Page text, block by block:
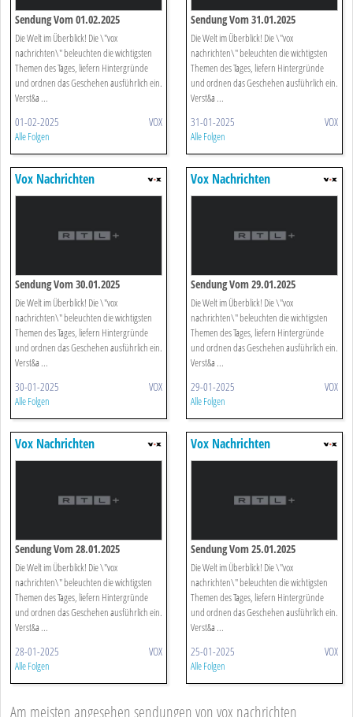
Sendung Vom 01.02.2025
Die Welt im Überblick! Die \"vox
nachrichten\" beleuchten die wichtigsten
Themen des Tages, liefern Hintergründe
und ordnen das Geschehen ausführlich ein.
Verst&a ...
01-02-2025 VOX
Alle Folgen
Sendung Vom 31.01.2025
Die Welt im Überblick! Die \"vox
nachrichten\" beleuchten die wichtigsten
Themen des Tages, liefern Hintergründe
und ordnen das Geschehen ausführlich ein.
Verst&a ...
31-01-2025 VOX
Alle Folgen
Vox Nachrichten
Sendung Vom 30.01.2025
Die Welt im Überblick! Die \"vox
nachrichten\" beleuchten die wichtigsten
Themen des Tages, liefern Hintergründe
und ordnen das Geschehen ausführlich ein.
Verst&a ...
30-01-2025 VOX
Alle Folgen
Vox Nachrichten
Sendung Vom 29.01.2025
Die Welt im Überblick! Die \"vox
nachrichten\" beleuchten die wichtigsten
Themen des Tages, liefern Hintergründe
und ordnen das Geschehen ausführlich ein.
Verst&a ...
29-01-2025 VOX
Alle Folgen
Vox Nachrichten
Sendung Vom 28.01.2025
Die Welt im Überblick! Die \"vox
nachrichten\" beleuchten die wichtigsten
Themen des Tages, liefern Hintergründe
und ordnen das Geschehen ausführlich ein.
Verst&a ...
28-01-2025 VOX
Alle Folgen
Vox Nachrichten
Sendung Vom 25.01.2025
Die Welt im Überblick! Die \"vox
nachrichten\" beleuchten die wichtigsten
Themen des Tages, liefern Hintergründe
und ordnen das Geschehen ausführlich ein.
Verst&a ...
25-01-2025 VOX
Alle Folgen
Am meisten angesehen sendungen von vox nachrichten